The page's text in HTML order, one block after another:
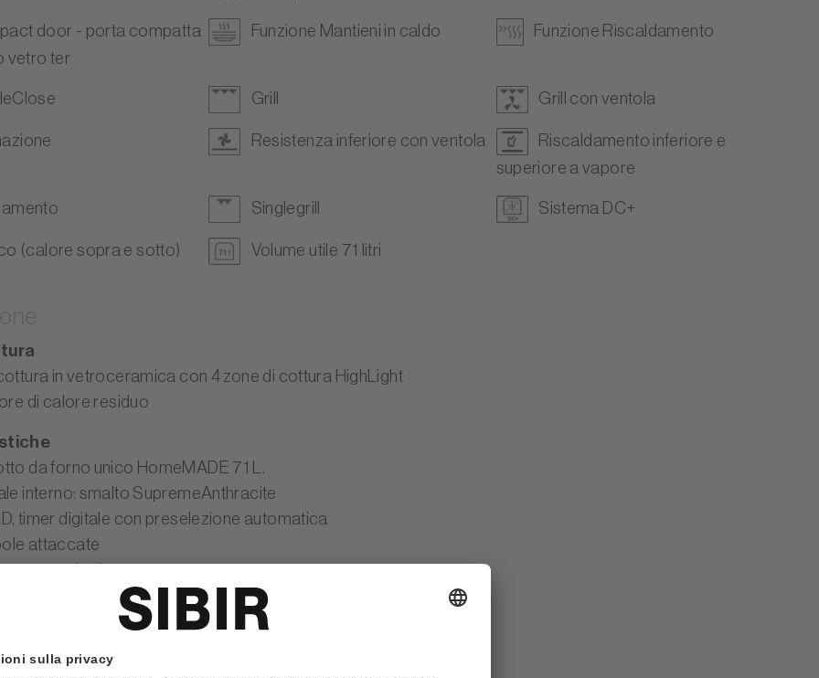
door - porta compatta
vetro ter
Funzione Mantieni in caldo Funzione Riscaldamento
Grill Grill con ventola
Resistenza inferiore con ventola
Riscaldamento inferiore e
superiore a vapore
Singlegrill Sistema DC+
(calore sopra e sotto) Volume utile 71 litri
in vetroceramica con 4 zone di cottura HighLight
di calore residuo
da forno unico HomeMADE 71 L.
interno: smalto SupremeAnthracite
timer digitale con preselezione automatica
attaccate
per piatti con patta
di raffreddamento dinamico con follow-up automatico (DC+)
door - porta compatta con doppio vetro termoriflettente